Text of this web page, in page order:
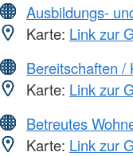
Ausbildungs-
Karte: Link zur
Bereitschaften /
Karte: Link zur
Betreutes
Karte: Link zur